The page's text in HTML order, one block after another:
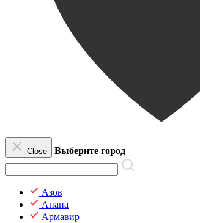
Close Выберите город
Азов
Анапа
Армавир